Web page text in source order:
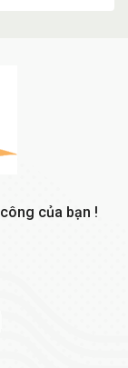
của bạn !